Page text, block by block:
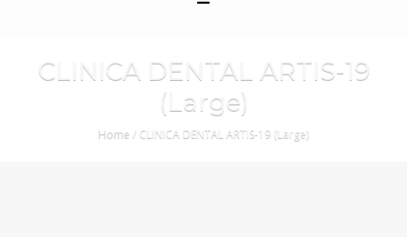
CLINICA DENTAL ARTIS-19
(Large)
Home / CLINICA DENTAL ARTIS-19 (Large)